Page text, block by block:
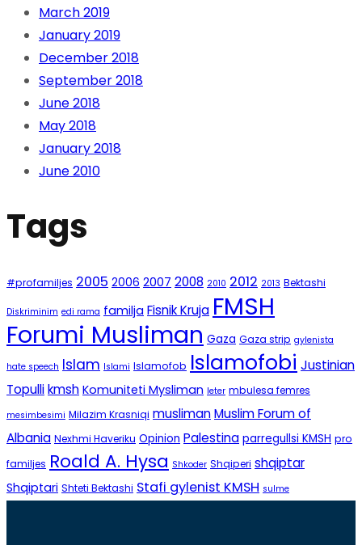
March 2019
January 2019
December 2018
September 2018
June 2018
May 2018
January 2018
June 2010
Tags
#profamiljes 2005 2006 2007 2008 2010 2012 2013 Bektashi
Diskriminim edi rama familja Fisnik Kruja FMSH
Forumi Musliman Gaza Gaza strip gylenista
hate speech Islam Islami Islamofob Islamofobi Justinian
Topullikmsh Komuniteti Mysliman leter mbulesa femres
mesimbesimi Milazim Krasniqi muslimanMuslim Forum of
Albania Nexhmi Haveriku Opinion Palestina parregullsi KMSH pro
familjes Roald A. Hysa Shkoder Shqiperi shqiptar
Shqiptari Shteti Bektashi Stafi gylenist KMSH sulme